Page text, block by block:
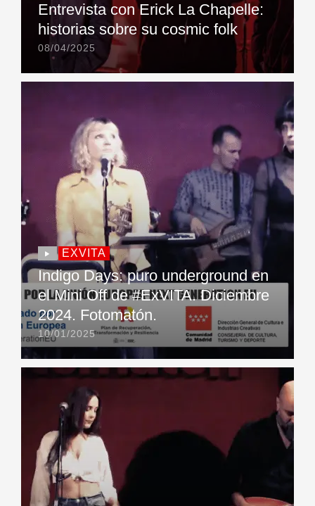
Entrevista con Erick La Chapelle:
historias sobre su cosmic folk
08/04/2025
EXVITA
Indigo Days: puro underground en
el Mini Off de #ExVITA. Diciembre
2024. Fotomatón.
10/01/2025